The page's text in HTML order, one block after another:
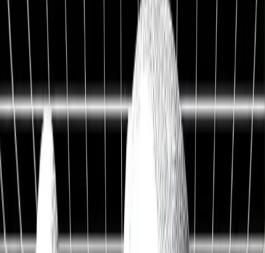
Millionäre
100K+
Investoren
★★★★★ 4.9/5 98,7%
Weiterempfehlung
Kostenfreies Erstgespräch
Live Workshop